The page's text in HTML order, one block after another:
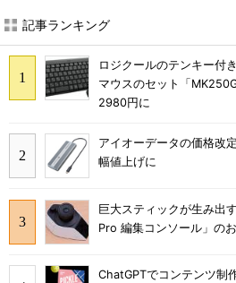
記事ランキング
ロジクールのテンキー付
マウスのセット「
2980円に
アイオーデータの価格改
幅値上げに
巨大スティックが生み出
Pro 編集コンソール」の
ChatGPTでコンテンツ